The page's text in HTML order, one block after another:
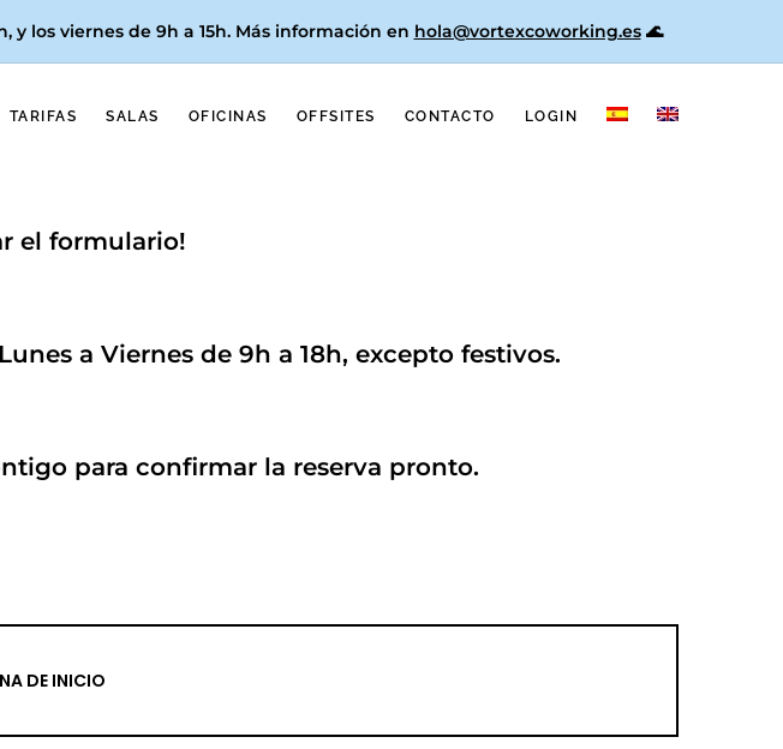
y los viernes de 9h a 15h. Más información en hola@vortexcoworking.es🌊
TARIFAS SALAS OFICINAS OFFSITES CONTACTO LOGIN
el formulario!
a Viernes de 9h a 18h, excepto festivos.
para confirmar la reserva pronto.
DE INICIO